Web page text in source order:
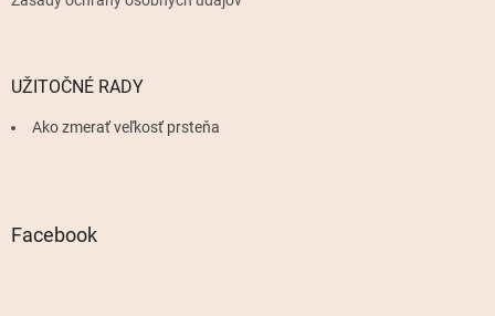
UŽITOČNÉ RADY
Ako zmerať veľkosť prsteňa
Facebook